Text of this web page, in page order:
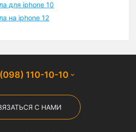
для iphone 10
на iphone 12
110-10-10
С НАМИ